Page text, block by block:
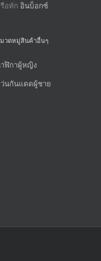
อทัก อินบ็อกซ์
วดหมู่สินค้าอื่นๆ
ฬิกาผู้หญิง
นกันแดดผู้ชาย